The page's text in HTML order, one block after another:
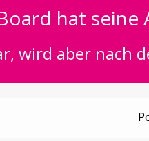
hat
wird aber nach